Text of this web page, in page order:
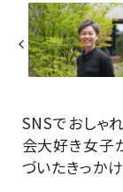
SNSでおし
会大好き女子
づいたきっか